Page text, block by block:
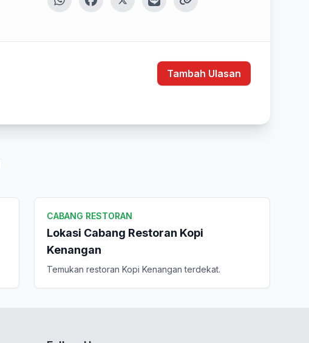
Tambah Ulasan
CABANG RESTORAN
Lokasi Cabang Restoran Kopi
Kenangan
Temukan restoran Kopi Kenangan terdekat.